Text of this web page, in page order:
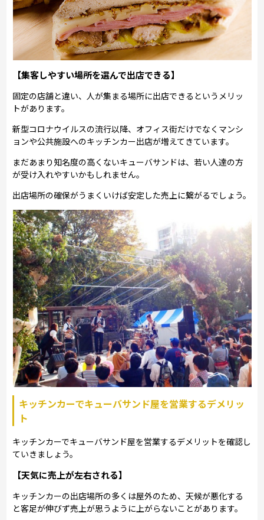
【集客しやすい場所を選んで出店できる】
固定の店舗と違い、人が集まる場所に出店できるというメリッ
トがあります。
新型コロナウイルスの流行以降、オフィス街だけでなくマンシ
ョンや公共施設へのキッチンカー出店が増えてきています。
まだあまり知名度の高くないキューバサンドは、若い人達の方
が受け入れやすいかもしれません。
出店場所の確保がうまくいけば安定した売上に繋がるでしょう。
キッチンカーでキューバサンド屋を営業するデメリッ
ト
キッチンカーでキューバサンド屋を営業するデメリットを確認し
ていきましょう。
【天気に売上が左右される】
キッチンカーの出店場所の多くは屋外のため、天候が悪化する
と客足が伸びず売上が思うように上がらないことがあります。